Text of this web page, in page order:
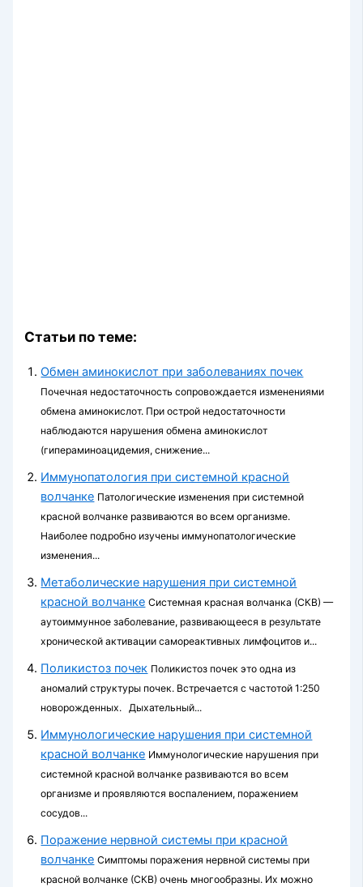
Статьи по теме:
Обмен аминокислот при заболеваниях почек
Почечная недостаточность сопровождается изменениями
обмена аминокислот. При острой недостаточности
наблюдаются нарушения обмена аминокислот
(гипераминоацидемия, снижение...
Иммунопатология при системной красной
волчанке Патологические изменения при системной
красной волчанке развиваются во всем организме.
Наиболее подробно изучены иммунопатологические
изменения...
Метаболические нарушения при системной
красной волчанке Системная красная волчанка (СКВ) —
аутоиммунное заболевание, развивающееся в результате
хронической активации самореактивных лимфоцитов и...
Поликистоз почек Поликистоз почек это одна из
аномалий структуры почек. Встречается с частотой 1:250
новорожденных. Дыхательный...
Иммунологические нарушения при системной
красной волчанке Иммунологические нарушения при
системной красной волчанке развиваются во всем
организме и про­являются воспалением, поражением
сосудов...
Поражение нервной системы при красной
волчанке Симптомы поражения нервной системы при
красной волчанке (СКВ) очень многообразны. Их можно